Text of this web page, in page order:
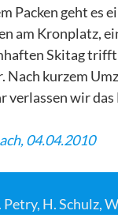
Packen geht es
am Kronplatz,
Skitag
Nach kurzem
verlassen wir
04.04.2010
Petry, H. Schulz,